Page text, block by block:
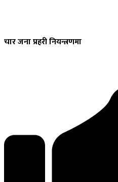
चारजना प्रहरी नियन्त्रणमा